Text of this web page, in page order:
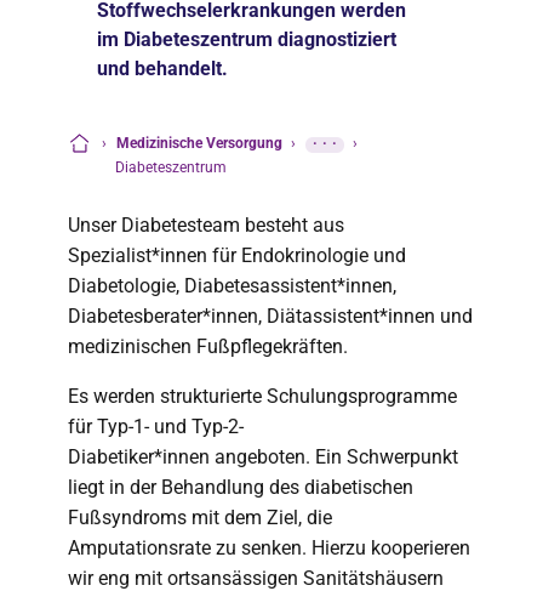
Stoffwechselerkrankungen werden
im Diabeteszentrum diagnostiziert
und behandelt.
› Medizinische Versorgung › ···
›
Diabeteszentrum
Unser Diabetesteam besteht aus
Spezialist*innen für Endokrinologie und
Diabetologie, Diabetesassistent*innen,
Diabetesberater*innen, Diätassistent*innen und
medizinischen Fußpflegekräften.
Es werden strukturierte Schulungsprogramme
für Typ-1- und Typ-2-
Diabetiker*innen angeboten. Ein Schwerpunkt
liegt in der Behandlung des diabetischen
Fußsyndroms mit dem Ziel, die
Amputationsrate zu senken. Hierzu kooperieren
wir eng mit ortsansässigen Sanitätshäusern